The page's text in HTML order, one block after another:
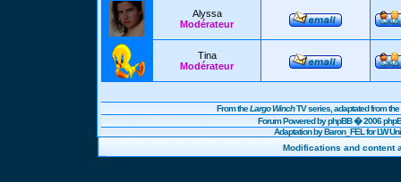
Alyssa
Modérateur
Tina
Modérateur
From theLargo WinchTV series, adaptated from
Forum Powered byphpBB� 2006
Adaptation by Baron_FEL for LW
Modifications and content